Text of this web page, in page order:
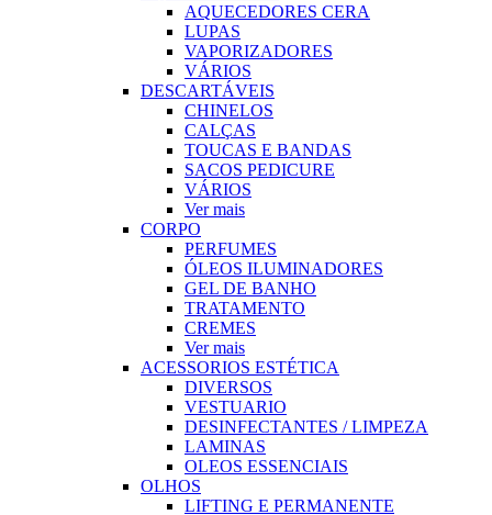
AQUECEDORES CERA
LUPAS
VAPORIZADORES
VÁRIOS
DESCARTÁVEIS
CHINELOS
CALÇAS
TOUCAS E BANDAS
SACOS PEDICURE
VÁRIOS
Ver mais
CORPO
PERFUMES
ÓLEOS ILUMINADORES
GEL DE BANHO
TRATAMENTO
CREMES
Ver mais
ACESSORIOS ESTÉTICA
DIVERSOS
VESTUARIO
DESINFECTANTES / LIMPEZA
LAMINAS
OLEOS ESSENCIAIS
OLHOS
LIFTING E PERMANENTE